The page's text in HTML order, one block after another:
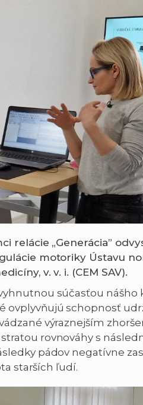
n
i
e
e
x
t
relácie „Generácia”
motoriky Ústavu
v. v. i. (CEM SAV).
súčasťou nášho
ovplyvňujú schopnosť
výraznejším
rovnováhy s
pádov negatívne
starších ľudí.